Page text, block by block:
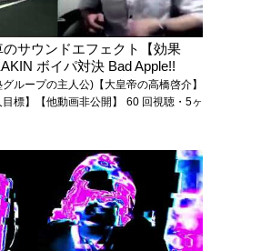
サウンドエフェクト【効果
ボイパ対決 Bad Apple!!
ループの主人公)【大皇帝の高橋啓介】
標】【他動画非公開】
60 回視聴・5ヶ